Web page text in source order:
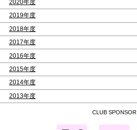
2020年度
2019年度
2018年度
2017年度
2016年度
2015年度
2014年度
2013年度
CLUB SPONSOR